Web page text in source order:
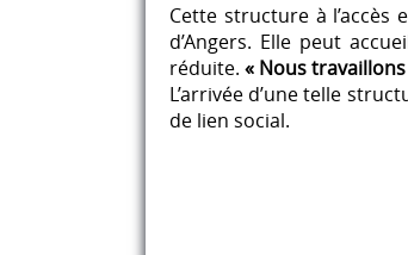
Cette structure à
d’Angers. Elle peut
réduite. « Nous
L’arrivée d’une telle
de lien social.